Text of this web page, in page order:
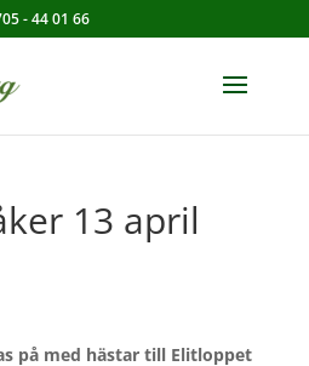
- 44 01 66
13 april
på med hästar till Elitloppet